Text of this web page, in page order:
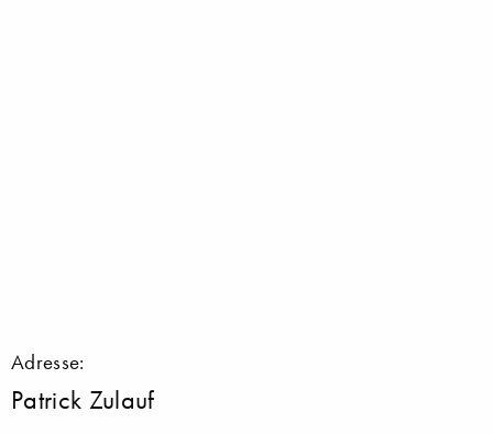
Adresse:
Patrick Zulauf